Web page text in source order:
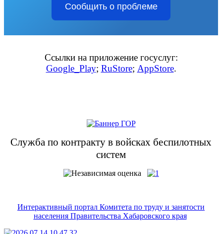
Сообщить о проблеме
Ссылки на приложение госуслуг:
Google_Play; RuStore; AppStore.
Служба по контракту в войсках беспилотных
систем
Интерактивный портал Комитета по труду и занятости
населения Правительства Хабаровского края